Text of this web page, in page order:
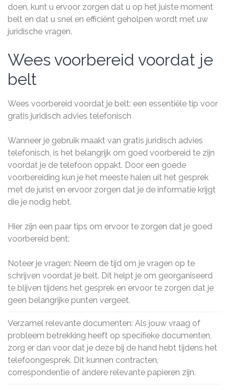
doen, kunt u ervoor zorgen dat u op het juiste moment
belt en dat u snel en efficiënt geholpen wordt met uw
juridische vragen.
Wees voorbereid voordat je
belt
Wees voorbereid voordat je belt: een essentiële tip voor
gratis juridisch advies telefonisch
Wanneer je gebruik maakt van gratis juridisch advies
telefonisch, is het belangrijk om goed voorbereid te zijn
voordat je de telefoon oppakt. Door een goede
voorbereiding kun je het meeste halen uit het gesprek
met de jurist en ervoor zorgen dat je de informatie krijgt
die je nodig hebt.
Hier zijn een paar tips om ervoor te zorgen dat je goed
voorbereid bent:
Noteer je vragen: Neem de tijd om je vragen op te
schrijven voordat je belt. Dit helpt je om georganiseerd
te blijven tijdens het gesprek en ervoor te zorgen dat je
geen belangrijke punten vergeet.
Verzamel relevante documenten: Als jouw vraag of
probleem betrekking heeft op specifieke documenten,
zorg er dan voor dat je deze bij de hand hebt tijdens het
telefoongesprek. Dit kunnen contracten,
correspondentie of andere relevante papieren zijn.